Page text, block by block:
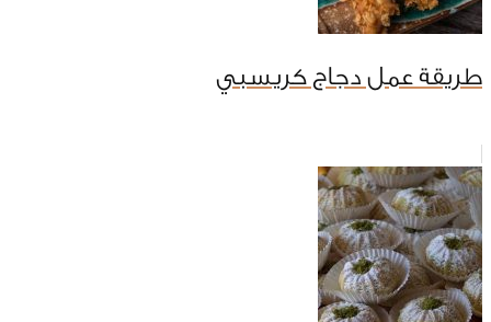
طريقة عمل دجاج كريسبي